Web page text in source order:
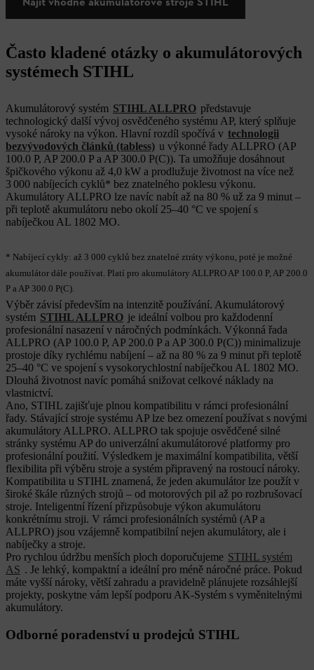
Často kladené otázky o akumulátorových
systémech STIHL
Akumulátorový systém STIHL ALLPRO představuje
technologický další vývoj osvědčeného systému AP, který splňuje
vysoké nároky na výkon. Hlavní rozdíl spočívá v technologii
bezvývodových článků (tabless) u výkonné řady ALLPRO (AP
100.0 P, AP 200.0 P a AP 300.0 P(C)). Ta umožňuje dosáhnout
špičkového výkonu až 4,0 kW a prodlužuje životnost na více než
3 000 nabíjecích cyklů* bez znatelného poklesu výkonu.
Akumulátory ALLPRO lze navíc nabít až na 80 % už za 9 minut –
při teplotě akumulátoru nebo okolí 25–40 °C ve spojení s
nabíječkou AL 1802 MO.
* Nabíjecí cykly: až 3 000 cyklů bez znatelné ztráty výkonu, poté je možné
akumulátor dále používat. Platí pro akumulátory ALLPRO AP 100.0 P, AP 200.0
P a AP 300.0 P(C).
Výběr závisí především na intenzitě používání. Akumulátorový
systém STIHL ALLPRO je ideální volbou pro každodenní
profesionální nasazení v náročných podmínkách. Výkonná řada
ALLPRO (AP 100.0 P, AP 200.0 P a AP 300.0 P(C)) minimalizuje
prostoje díky rychlému nabíjení – až na 80 % za 9 minut při teplotě
25–40 °C ve spojení s vysokorychlostní nabíječkou AL 1802 MO.
Dlouhá životnost navíc pomáhá snižovat celkové náklady na
vlastnictví.
Ano, STIHL zajišťuje plnou kompatibilitu v rámci profesionální
řady. Stávající stroje systému AP lze bez omezení používat s novými
akumulátory ALLPRO. ALLPRO tak spojuje osvědčené silné
stránky systému AP do univerzální akumulátorové platformy pro
profesionální použití. Výsledkem je maximální kompatibilita, větší
flexibilita při výběru stroje a systém připravený na rostoucí nároky.
Kompatibilita u STIHL znamená, že jeden akumulátor lze použít v
široké škále různých strojů – od motorových pil až po rozbrušovací
stroje. Inteligentní řízení přizpůsobuje výkon akumulátoru
konkrétnímu stroji. V rámci profesionálních systémů (AP a
ALLPRO) jsou vzájemně kompatibilní nejen akumulátory, ale i
nabíječky a stroje.
Pro rychlou údržbu menších ploch doporučujeme STIHL systém
AS . Je lehký, kompaktní a ideální pro méně náročné práce. Pokud
máte vyšší nároky, větší zahradu a pravidelně plánujete rozsáhlejší
projekty, poskytne vám lepší podporu AK‑Systém s vyměnitelnými
akumulátory.
Odborné poradenství u prodejců STIHL